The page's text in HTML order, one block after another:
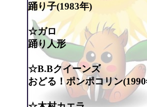
踊り子(1983年)
☆ガロ
踊り人形
☆B.Bクイーンズ
おどる！ポンポコリン